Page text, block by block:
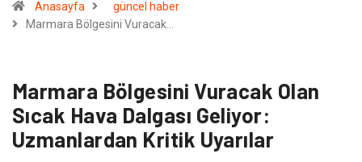
Anasayfa
güncel haber
Marmara Bölgesini Vuracak…
Marmara Bölgesini Vuracak Olan
Sıcak Hava Dalgası Geliyor:
Uzmanlardan Kritik Uyarılar